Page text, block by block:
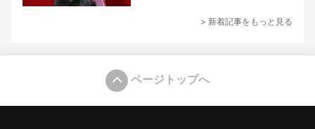
> 新着記事をもっと見る
ページトップへ